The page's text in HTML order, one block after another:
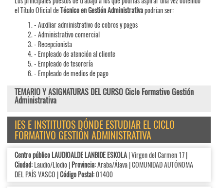
el Título Oficial deTécnico en Gestión Administrativapodrían ser:
- Auxiliar administrativo de cobros y pagos
- Administrativo comercial
- Recepcionista
- Empleado de atención al cliente
- Empleado de tesorería
- Empleado de medios de pago
TEMARIO Y ASIGNATURAS DEL CURSO Ciclo Formativo Gestión
Administrativa
IES E INSTITUTOS DÓNDE ESTUDIAR EL CICLO
FORMATIVO GESTIÓN ADMINISTRATIVA
Centro público LAUDIOALDE LANBIDE ESKOLA| Virgen del Carmen 17 |
Ciudad:Laudio/Llodio |Provincia:Araba/Álava | COMUNIDAD AUTÓNOMA
DEL PAÍS VASCO |Código Postal:01400